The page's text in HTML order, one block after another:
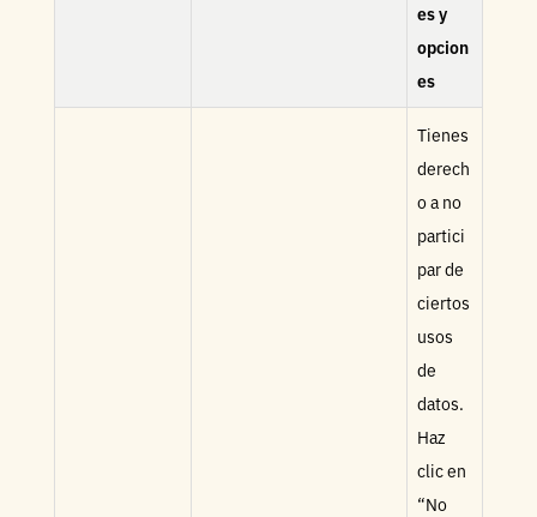
es y
opcion
es
Tienes
derech
o a no
partici
par de
ciertos
usos
de
datos.
Haz
clic en
“No